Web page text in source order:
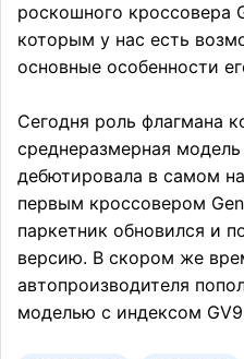
роскошного кроссовера
которым у нас есть
основные особенности
Сегодня роль флагмана
среднеразмерная
дебютировала в самом
первым кроссовером
паркетник обновился и
версию. В скором же
автопроизводителя
моделью с индексом